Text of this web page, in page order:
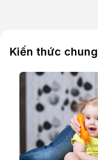
Kiến thức chung